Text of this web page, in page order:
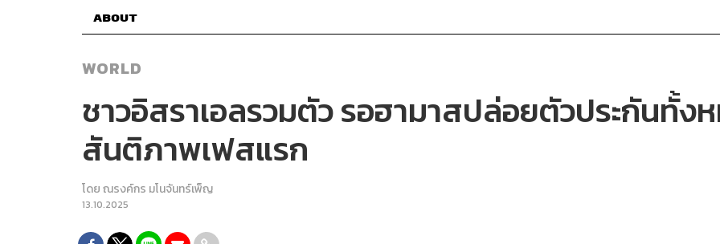
ABOUT
WORLD
ชาวอิสราเอลรวมตัว รอฮามาสปล่อยตัวประกันทั้
สันติภาพเฟสแรก
โดยณรงค์กร มโนจันทร์เพ็ญ
13.10.2025